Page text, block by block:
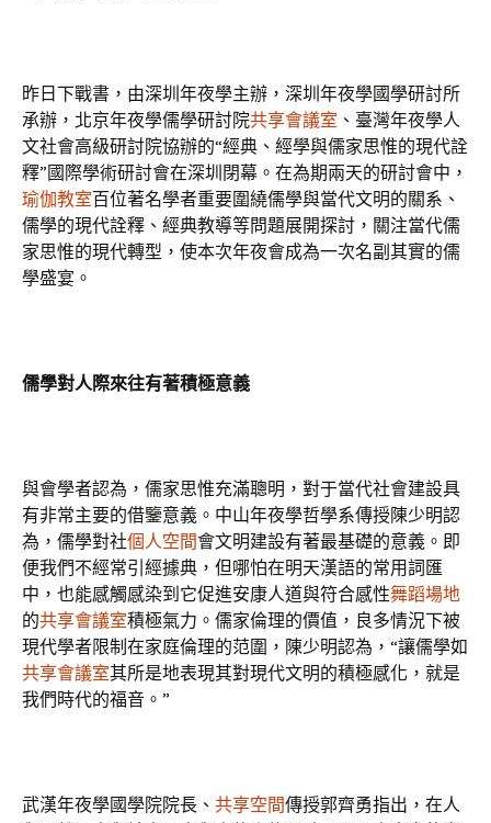
昨日下戰書，由深圳年夜學主辦，深圳年夜學國學研討所
承辦，北京年夜學儒學研討院共享會議室 、臺灣年夜學人
文社會高級研討院協辦的“經典、經學與儒家思惟的現代詮
釋”國際學術研討會在深圳閉幕。在為期兩天的研討會中，
瑜伽教室百位著名學者重要圍繞儒學與當代文明的關系、
儒學的現代詮釋、經典教導等問題展開探討，關注當代儒
家思惟的現代轉型，使本次年夜會成為一次名副其實的儒
學盛宴。
儒學對人際來往有著積極意義
與會學者認為，儒家思惟充滿聰明，對于當代社會建設具
有非常主要的借鑒意義。中山年夜學哲學系傳授陳少明認
為，儒學對社個人空間會文明建設有著最基礎的意義。即
便我們不經常引經據典，但哪怕在明天漢語的常用詞匯
中，也能感觸感染到它促進安康人道與符合感性舞蹈場地
的共享會議室積極氣力。儒家倫理的價值，良多情況下被
現代學者限制在家庭倫理的范圍，陳少明認為，“讓儒學如
共享會議室其所是地表現其對現代文明的積極感化，就是
我們時代的福音。”
武漢年夜學國學院院長、 共享空間傳授郭齊勇指出，在人